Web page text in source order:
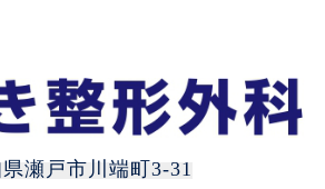
瀬戸市川端町3-31